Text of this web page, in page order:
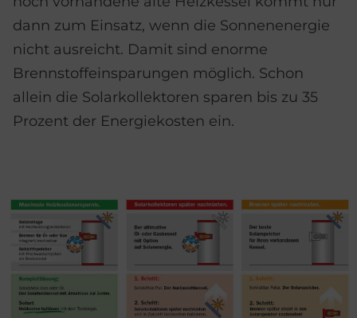
dann zum Einsatz, wenn die Sonnenenergie
nicht ausreicht. Damit sind enorme
Brennstoffeinsparungen möglich. Schon
allein die Solarkollektoren sparen bis zu 35
Prozent der Energiekosten ein.